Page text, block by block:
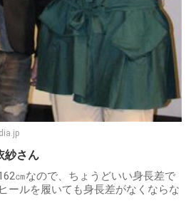
紗さん
㎝なので、ちょうどいい身長差で
ールを履いても身長差がなくならな